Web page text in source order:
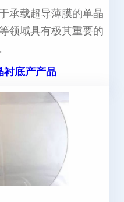
承载超导薄膜的单晶
领域具有极其重要的
衬底产产品